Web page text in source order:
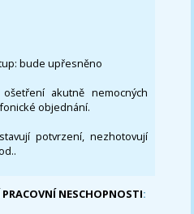
bude upřesněno
akutně nemocných
objednání.
potvrzení, nezhotovují
NESCHOPNOSTI: